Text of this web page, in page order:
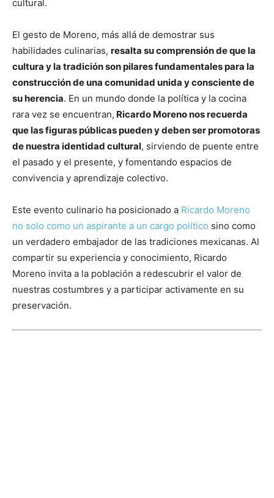
cultural.
El gesto de Moreno, más allá de demostrar sus
habilidades culinarias, resalta su comprensión de que la
cultura y la tradición son pilares fundamentales para la
construcción de una comunidad unida y consciente de
su herencia. En un mundo donde la política y la cocina
rara vez se encuentran, Ricardo Moreno nos recuerda
que las figuras públicas pueden y deben ser promotoras
de nuestra identidad cultural, sirviendo de puente entre
el pasado y el presente, y fomentando espacios de
convivencia y aprendizaje colectivo.
Este evento culinario ha posicionado a Ricardo Moreno
no solo como un aspirante a un cargo político sino como
un verdadero embajador de las tradiciones mexicanas. Al
compartir su experiencia y conocimiento, Ricardo
Moreno invita a la población a redescubrir el valor de
nuestras costumbres y a participar activamente en su
preservación.